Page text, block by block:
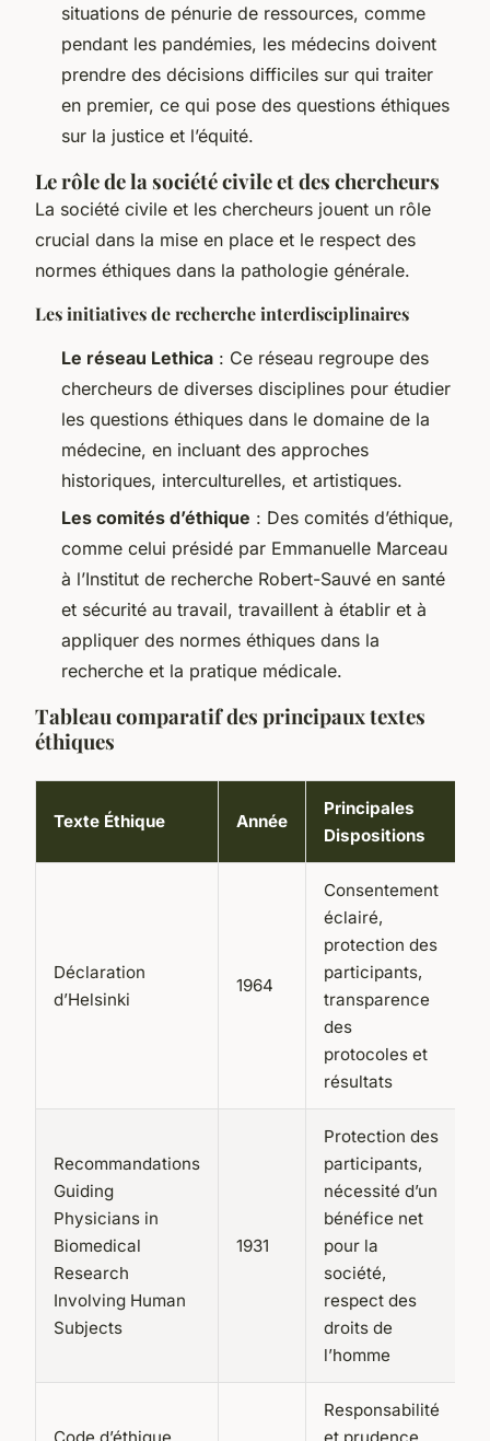
situations de pénurie de ressources, comme
pendant les pandémies, les médecins doivent
prendre des décisions difficiles sur qui traiter
en premier, ce qui pose des questions éthiques
sur la justice et l’équité.
Le rôle de la société civile et des chercheurs
La société civile et les chercheurs jouent un rôle
crucial dans la mise en place et le respect des
normes éthiques dans la pathologie générale.
Les initiatives de recherche interdisciplinaires
Le réseau Lethica : Ce réseau regroupe des
chercheurs de diverses disciplines pour étudier
les questions éthiques dans le domaine de la
médecine, en incluant des approches
historiques, interculturelles, et artistiques.
Les comités d’éthique : Des comités d’éthique,
comme celui présidé par Emmanuelle Marceau
à l’Institut de recherche Robert-Sauvé en santé
et sécurité au travail, travaillent à établir et à
appliquer des normes éthiques dans la
recherche et la pratique médicale.
Tableau comparatif des principaux textes
éthiques
Texte Éthique Année
Principales
Dispositions
Déclaration
d’Helsinki
1964
Consentement
éclairé,
protection des
participants,
transparence
des
protocoles et
résultats
Recommandations
Guiding
Physicians in
Biomedical
Research
Involving Human
Subjects
1931
Protection des
participants,
nécessité d’un
bénéfice net
pour la
société,
respect des
droits de
l’homme
Responsabilité